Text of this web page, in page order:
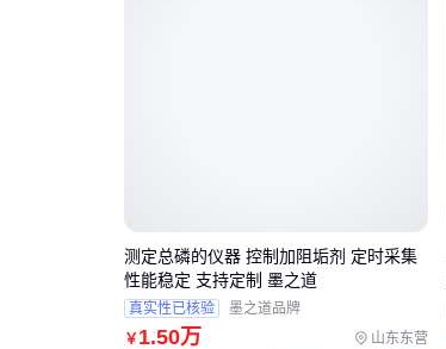
￥ 1.50万 山东东营
测定总磷的仪器 控制加阻垢剂 定时采集
性能稳定 支持定制 墨之道
真实性已核验 墨之道品牌